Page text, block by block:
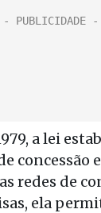
a lei
concessão
redes de
ela